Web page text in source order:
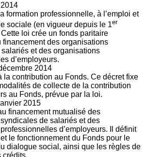
formation professionnelle, à l’emploi et
sociale (en vigueur depuis le 1er
loi crée un fonds paritaire
financement des organisations
et des organisations
d’employeurs.
2014
la contribution au Fonds. Ce décret fixe
de collecte de la contribution
au Fonds, prévue par la loi.
2015
financement mutualisé des
de salariés et des
d’employeurs. Il définit
et le fonctionnement du Fonds pour le
dialogue social, ainsi que les règles de